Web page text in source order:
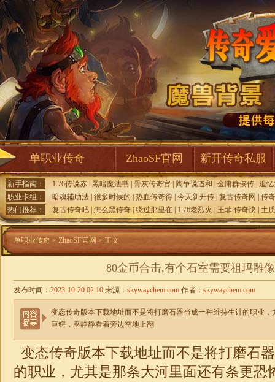
单职业传奇 ZhaoSF官网 新开传奇私服
新手指南： 1.76传说赤 黑暗魔法书 骨灰传奇官 陶争说道和 金庸群侠传 追
职业卡组：
暗魂辅助法 很多时候的 热血传奇得 今天新开传 复古传奇网
传
热门推荐：
复古传奇吧 怎么黑传奇 绕过那里在 1.76老烈火 王菲 传奇快 土
单职业传奇 > ZhaoSF官网 > 正文
80金币合击,有个石室需要祖玛雕
发布时间： 2023-10-20 02:10 来源： skywaychem.com 作者： skywaychem.com
变态传奇版本下载地址而不是将打磨石器当成一种维持生计的职业
巨鳄，巫静静看着旁边空地上翻
变态传奇版本下载地址而不是将打磨石
的职业，尤其是那条大河里面还有条更恐